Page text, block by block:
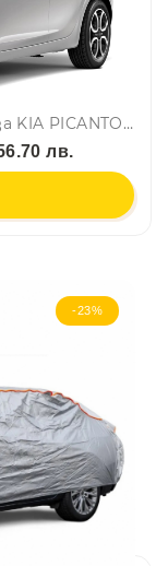
Комплект от 4бр. ветробрани за KIA PICANTO III 5D 2017 г. +
лв.
-23%